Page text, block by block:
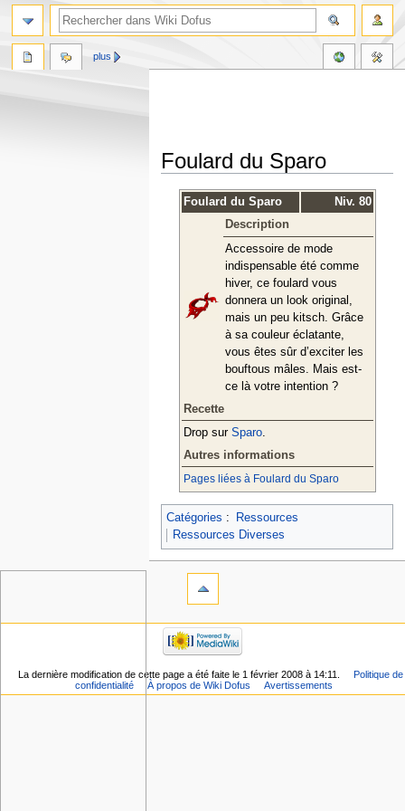
Foulard du Sparo
Foulard du Sparo
Niv. 80
Description
Accessoire de mode
indispensable été comme
hiver, ce foulard vous
donnera un look original,
mais un peu kitsch. Grâce
à sa couleur éclatante,
vous êtes sûr d’exciter les
bouftous mâles. Mais est-
ce là votre intention ?
Recette
Drop sur Sparo.
Autres informations
Pages liées à Foulard du Sparo
Catégories :
Ressources
Ressources Diverses
plus
La dernière modification de cette page a été faite le 1 février 2008 à 14:11.
Politique de
confidentialité
À propos de Wiki Dofus Avertissements